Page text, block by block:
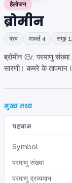
हैलोजन
ब्रोमीन
द्रव आवर्त 4 समूह
ब्रोमीन (Br, परमाणु
सारणी। कमरे के तापमान
मुख्य तथ्य
पहचान
Symbol
परमाणु संख्या
परमाणु द्रव्यमान